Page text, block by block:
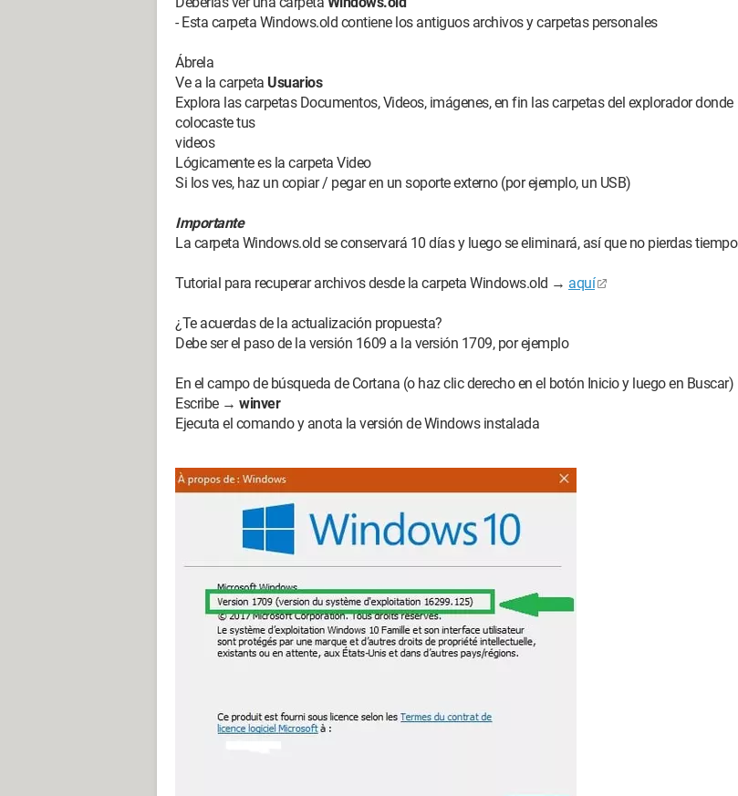
- Esta carpeta Windows.old contiene los antiguos archivos y carpetas personales
Ábrela
Ve a la carpeta Usuarios
Explora las carpetas Documentos, Videos, imágenes, en fin las carpetas del explorador donde
colocaste tus
videos
Lógicamente es la carpeta Video
Si los ves, haz un copiar / pegar en un soporte externo (por ejemplo, un USB)
Importante
La carpeta Windows.old se conservará 10 días y luego se eliminará, así que no pierdas tiempo
Tutorial para recuperar archivos desde la carpeta Windows.old → aquí
¿Te acuerdas de la actualización propuesta?
Debe ser el paso de la versión 1609 a la versión 1709, por ejemplo
En el campo de búsqueda de Cortana (o haz clic derecho en el botón Inicio y luego en Buscar)
Escribe → winver
Ejecuta el comando y anota la versión de Windows instalada